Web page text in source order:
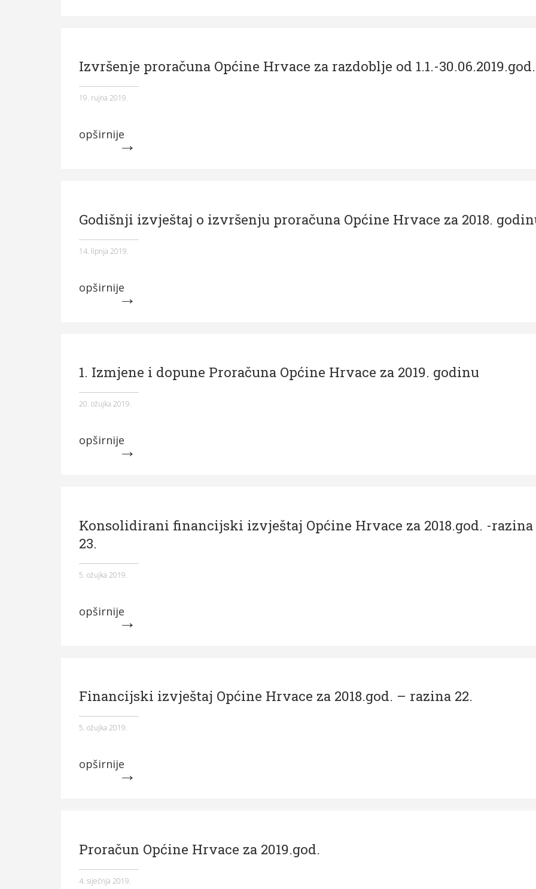
Izvršenje proračuna Općine Hrvace za razdoblje od 1.1.-30.06.2019.god.
19. rujna 2019.
opširnije
Godišnji izvještaj o izvršenju proračuna Općine Hrvace za 2018.
14. lipnja 2019.
opširnije
1. Izmjene i dopune Proračuna Općine Hrvace za 2019. godinu
20. ožujka 2019.
opširnije
Konsolidirani financijski izvještaj Općine Hrvace za 2018.god. -razina
23.
5. ožujka 2019.
opširnije
Financijski izvještaj Općine Hrvace za 2018.god. – razina 22.
5. ožujka 2019.
opširnije
Proračun Općine Hrvace za 2019.god.
4. siječnja 2019.